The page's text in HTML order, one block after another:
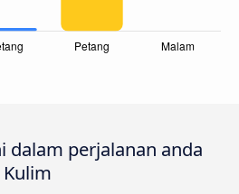
dalam perjalanan anda